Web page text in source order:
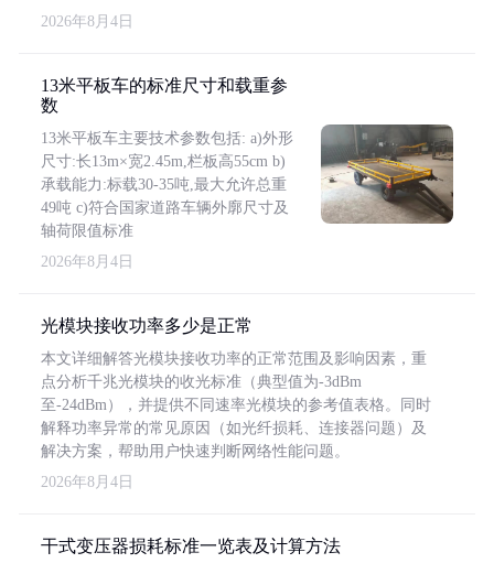
2026年8月4日
13米平板车的标准尺寸和载重参
数
13米平板车主要技术参数包括: a)外形
尺寸:长13m×宽2.45m,栏板高55cm b)
承载能力:标载30-35吨,最大允许总重
49吨 c)符合国家道路车辆外廓尺寸及
轴荷限值标准
2026年8月4日
光模块接收功率多少是正常
本文详细解答光模块接收功率的正常范围及影响因素，重
点分析千兆光模块的收光标准（典型值为-3dBm
至-24dBm），并提供不同速率光模块的参考值表格。同时
解释功率异常的常见原因（如光纤损耗、连接器问题）及
解决方案，帮助用户快速判断网络性能问题。
2026年8月4日
干式变压器损耗标准一览表及计算方法